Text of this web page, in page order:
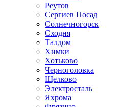
Реутов
Сергиев Посад
Солнечногорск
Сходня
Талдом
Химки
Хотьково
Черноголовка
Щелково
Электросталь
Яхрома